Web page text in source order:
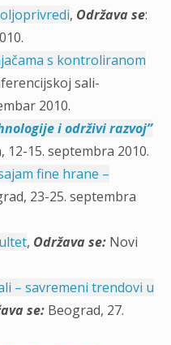
, Održava se:
s kontroliranom
sali-
2010.
i održivi razvoj”
12-15. septembra 2010.
fine hrane –
23-25. septembra
, Održava se: Novi
– savremeni trendovi u
se: Beograd, 27.